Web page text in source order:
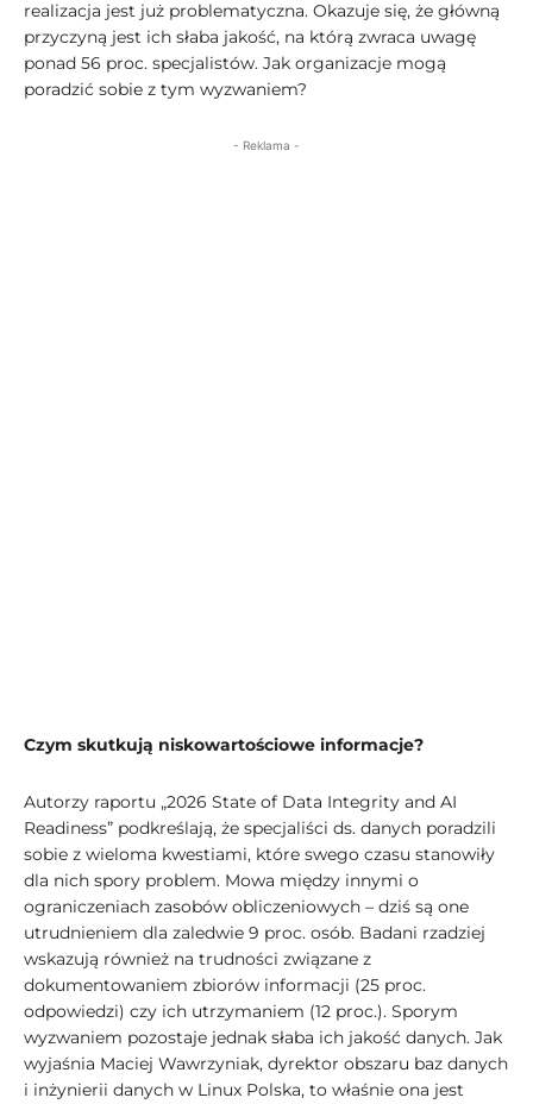
realizacja jest już problematyczna. Okazuje się, że główną
przyczyną jest ich słaba jakość, na którą zwraca uwagę
ponad 56 proc. specjalistów. Jak organizacje mogą
poradzić sobie z tym wyzwaniem?
- Reklama -
Czym skutkują niskowartościowe informacje?
Autorzy raportu „2026 State of Data Integrity and AI
Readiness” podkreślają, że specjaliści ds. danych poradzili
sobie z wieloma kwestiami, które swego czasu stanowiły
dla nich spory problem. Mowa między innymi o
ograniczeniach zasobów obliczeniowych – dziś są one
utrudnieniem dla zaledwie 9 proc. osób. Badani rzadziej
wskazują również na trudności związane z
dokumentowaniem zbiorów informacji (25 proc.
odpowiedzi) czy ich utrzymaniem (12 proc.). Sporym
wyzwaniem pozostaje jednak słaba ich jakość danych. Jak
wyjaśnia Maciej Wawrzyniak, dyrektor obszaru baz danych
i inżynierii danych w Linux Polska, to właśnie ona jest